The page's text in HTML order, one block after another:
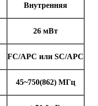
Внутренняя
26 мВт
FC/APC или SC/APC
45~750(862) МГц